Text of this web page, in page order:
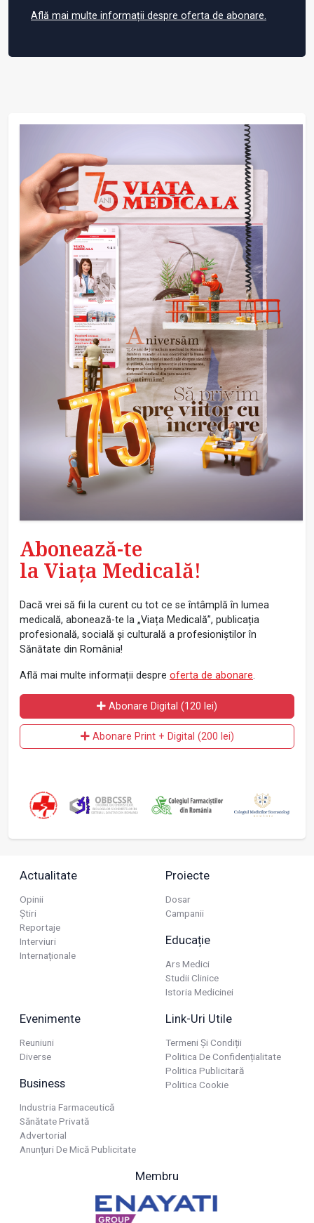
Află mai multe informații despre oferta de abonare.
Abonează-te
la Viața Medicală!
Dacă vrei să fii la curent cu tot ce se întâmplă în lumea
medicală, abonează-te la „Viața Medicală”, publicația
profesională, socială și culturală a profesioniștilor în
Sănătate din România!
Află mai multe informații despre oferta de abonare.
Abonare Digital (120 lei)
Abonare Print + Digital (200 lei)
Actualitate
Opinii
Știri
Reportaje
Interviuri
Internaționale
Proiecte
Dosar
Campanii
Educație
Ars Medici
Studii Clinice
Istoria Medicinei
Evenimente
Reuniuni
Diverse
Business
Industria Farmaceutică
Sănătate Privată
Advertorial
Anunțuri De Mică Publicitate
Link-Uri Utile
Termeni Și Condiții
Politica De Confidențialitate
Politica Publicitară
Politica Cookie
Membru